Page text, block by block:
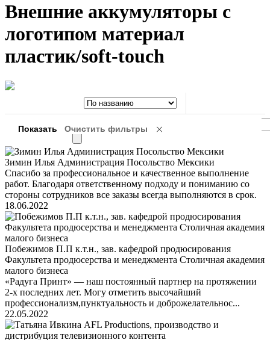
Внешние аккумуляторы с
логотипом материал
пластик/soft-touch
Зимин Илья Администрация Посольство Мексики
Спасибо за профессиональное и качественное выполнение
работ. Благодаря ответственному подходу и пониманию со
стороны сотрудников все заказы всегда выполняются в срок.
18.06.2022
Побежимов П.П к.т.н., зав. кафедрой продюсирования
Факультета продюсерства и менеджмента Столичная академия
малого бизнеса
«Радуга Принт» — наш постоянный партнер на протяжении
2-х последних лет. Могу отметить высочайший
профессионализм,пунктуальность и доброжелательнос...
22.05.2022